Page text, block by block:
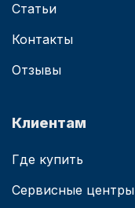
Статьи
Контакты
Отзывы
Клиентам
Где купить
Сервисные центры